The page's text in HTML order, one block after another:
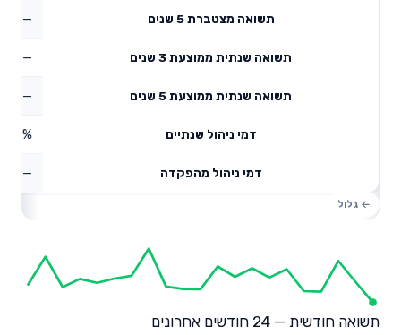
תשואה מצטברת 5 שנים —
תשואה שנתית ממוצעת 3 שנים —
תשואה שנתית ממוצעת 5 שנים —
דמי ניהול שנתיים
דמי ניהול מהפקדה —
תשואה חודשית — 24 חודשים אחרונים